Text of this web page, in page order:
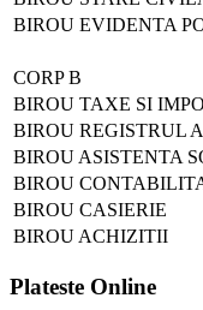
BIROU EVIDENTA
CORP B
BIROU TAXE SI
BIROU REGISTRUL
BIROU ASISTENTA
BIROU
BIROU CASIERIE
BIROU ACHIZITII
Plateste Online